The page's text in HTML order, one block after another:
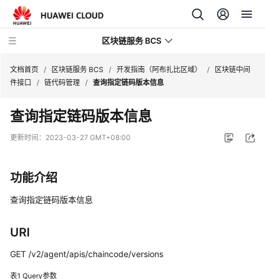
区块链服务 BCS
最
新
动
产
品
介
计
费
文档首页 / 区块链服务 BCS / 开发指南（阿布扎比区域） /
区块链中间
件接口
/ 链代码管理 / 查询指定链码版本信息
查询指定链码版本信息
更新时间： 2023-03-27 GMT+08:00
功能介绍
查询指定链码版本信息
URI
GET /v2/agent/apis/chaincode/versions
表1 Query参数